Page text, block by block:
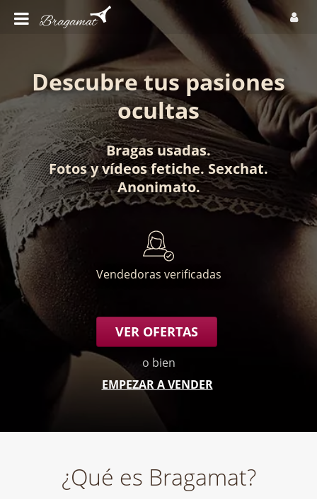
Descubre tus pasiones
ocultas
Bragas usadas.
Fotosyvídeos fetiche. Sexchat.
Anonimato.
Vendedoras verificadas
VER OFERTAS
o bien
EMPEZAR A VENDER
¿Qué es Bragamat?